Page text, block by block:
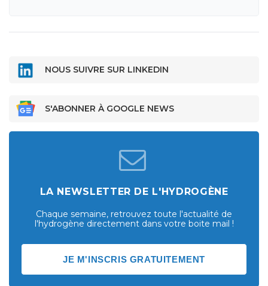
NOUS SUIVRE SUR LINKEDIN
S'ABONNER À GOOGLE NEWS
LA NEWSLETTER DE L'HYDROGÈNE
Chaque semaine, retrouvez toute l'actualité de
l'hydrogène directement dans votre boite mail !
JE M'INSCRIS GRATUITEMENT